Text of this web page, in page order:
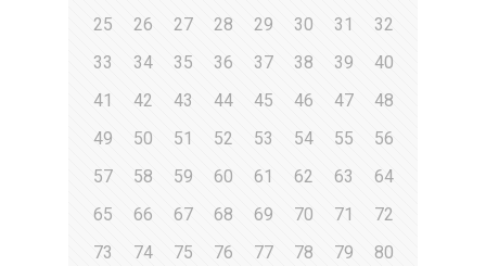
25
26 27 28 29 30 31
32
33
34 35 36 37 38 39
40
41
42 43 44 45 46 47
48
49
50 51 52 53 54 55
56
57
58 59 60 61 62 63
64
65
66 67 68 69 70 71
72
73
74 75 76 77 78 79
80